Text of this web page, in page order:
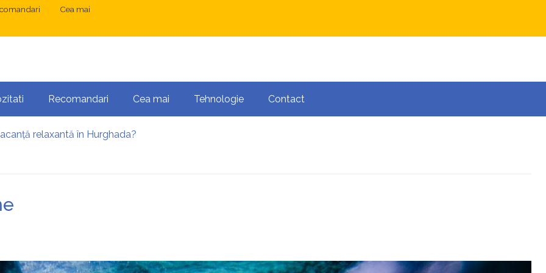
Cea mai
Recomandari Cea mai Tehnologie Contact
relaxantă în Hurghada?
și Mastodon: cum gestionezi mai multe site-uri
necesară operația?